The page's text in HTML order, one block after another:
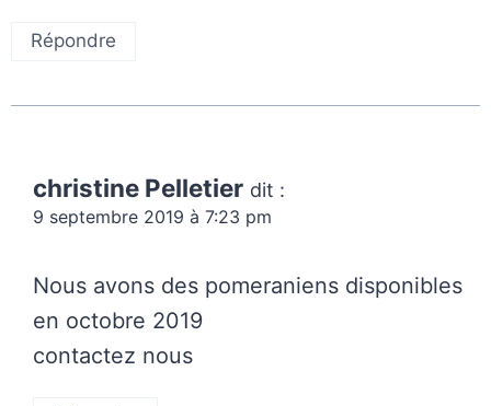
Répondre
christine Pelletier dit :
9 septembre 2019 à 7:23 pm
Nous avons des pomeraniens disponibles
en octobre 2019
contactez nous